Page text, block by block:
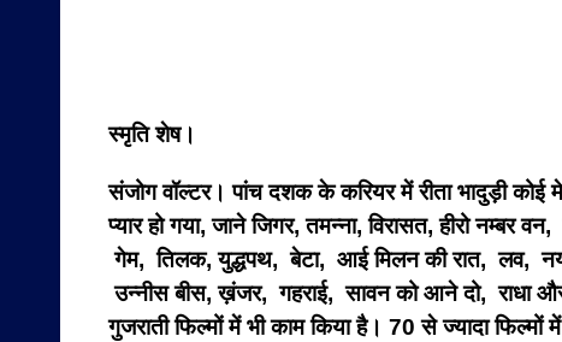
स्मृति शेष।
संजोग वॉल्टर। पांच दशक के करियर में रीता भादुड़ी कोई
प्यार हो गया, जाने जिगर, तमन्ना, विरासत, हीरो
गेम, तिलक, युद्धपथ, बेटा, आई मिलन की रात, लव,
उन्नीस बीस, ख़ंजर, गहराई, सावन को आने दो, राधा
गुजराती फिल्मों में भी काम किया है। 70 से ज्यादा फिल्मों